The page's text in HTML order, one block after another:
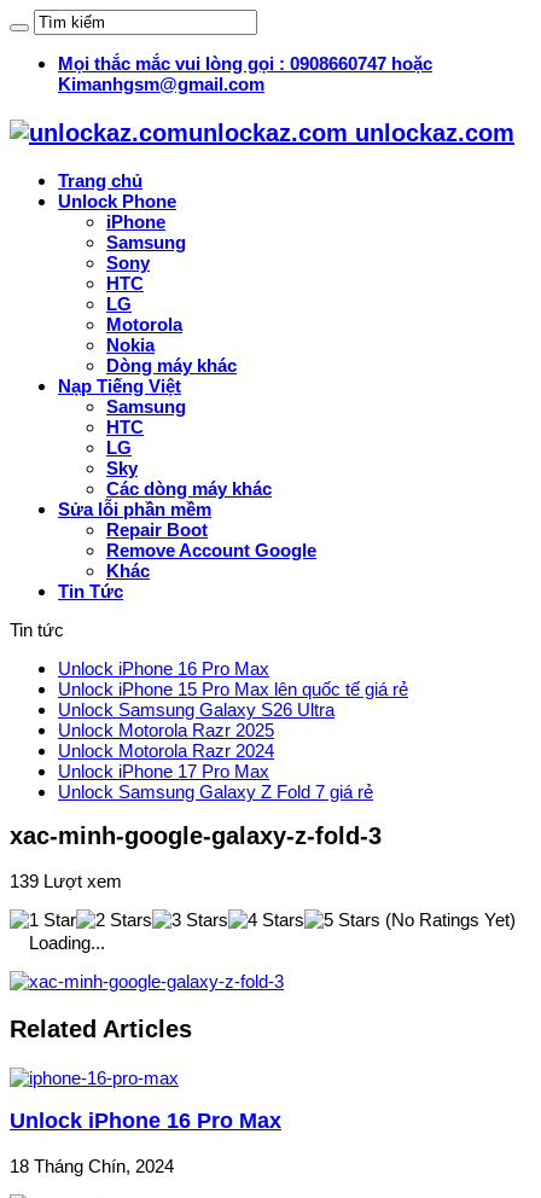
Mọi thắc mắc vui lòng gọi : 0908660747 hoặc
Kimanhgsm@gmail.com
unlockaz.com unlockaz.com
Trang chủ
Unlock Phone
iPhone
Samsung
Sony
HTC
LG
Motorola
Nokia
Dòng máy khác
Nạp Tiếng Việt
Samsung
HTC
LG
Sky
Các dòng máy khác
Sửa lỗi phần mềm
Repair Boot
Remove Account Google
Khác
Tin Tức
Tin tức
Unlock iPhone 16 Pro Max
Unlock iPhone 15 Pro Max lên quốc tế giá rẻ
Unlock Samsung Galaxy S26 Ultra
Unlock Motorola Razr 2025
Unlock Motorola Razr 2024
Unlock iPhone 17 Pro Max
Unlock Samsung Galaxy Z Fold 7 giá rẻ
xac-minh-google-galaxy-z-fold-3
139 Lượt xem
(No Ratings Yet)
Loading...
Related Articles
Unlock iPhone 16 Pro Max
18 Tháng Chín, 2024